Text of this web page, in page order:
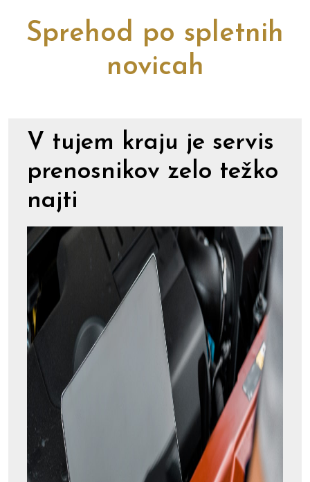
Sprehod po spletnih
novicah
V tujem kraju je servis
prenosnikov zelo težko
najti